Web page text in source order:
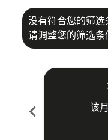
没有符合您的筛选
请调整您的筛选条
chevron_left
该